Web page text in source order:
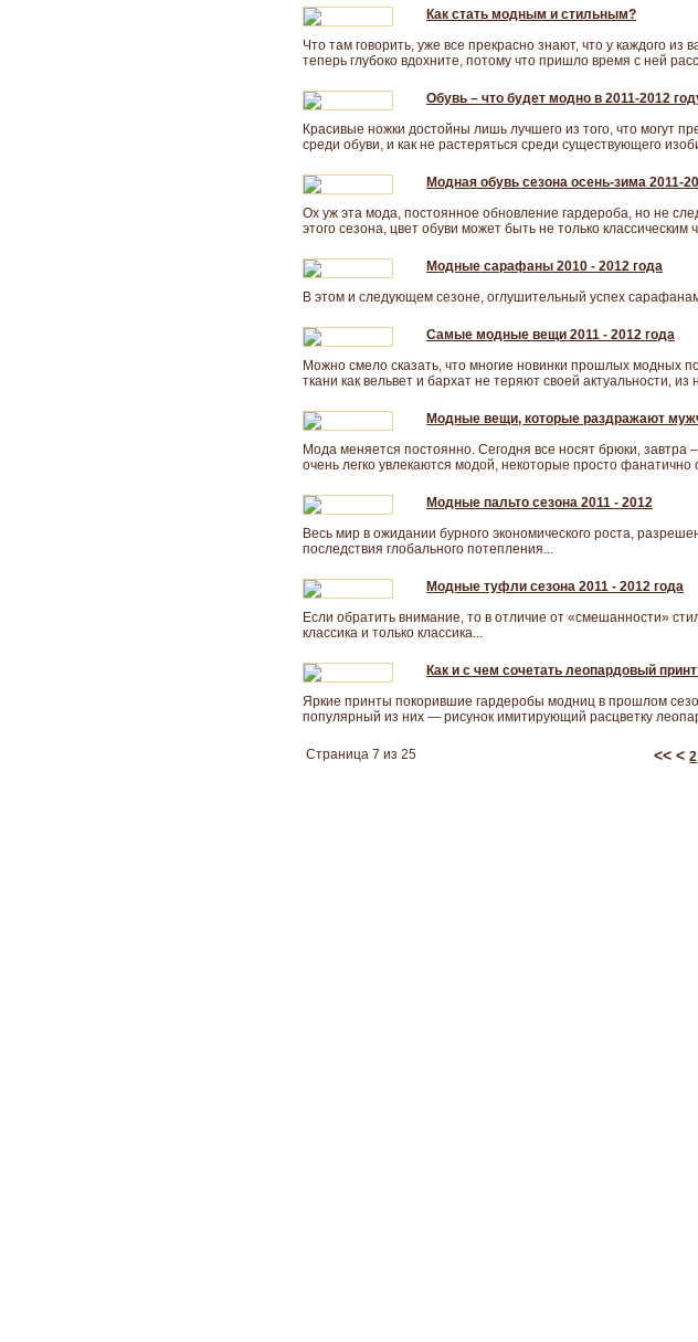
Как стать модным и стильным?
Что там говорить, уже все прекрасно знают, что у каждого
теперь глубоко вдохните, потому что пришло время с ней
Обувь – что будет модно в 2011-2012
Красивые ножки достойны лишь лучшего из того, что могут
среди обуви, и как не растеряться среди существующего
Модная обувь сезона осень-зима 2011-
Ох уж эта мода, постоянное обновление гардероба, но не
этого сезона, цвет обуви может быть не только классическим
Модные сарафаны 2010 - 2012 года
В этом и следующем сезоне, оглушительный успех
Самые модные вещи 2011 - 2012 года
Можно смело сказать, что многие новинки прошлых модных
ткани как вельвет и бархат не теряют своей актуальности,
Модные вещи, которые раздражают
Мода меняется постоянно. Сегодня все носят брюки,
очень легко увлекаются модой, некоторые просто фанатично
Модные пальто сезона 2011 - 2012
Весь мир в ожидании бурного экономического роста,
последствия глобального потепления...
Модные туфли сезона 2011 - 2012 года
Если обратить внимание, то в отличие от «смешанности»
классика и только классика...
Как и с чем сочетать леопардовый
Яркие принты покорившие гардеробы модниц в прошлом
популярный из них — рисунок имитирующий расцветку
Страница 7 из 25 <<<2